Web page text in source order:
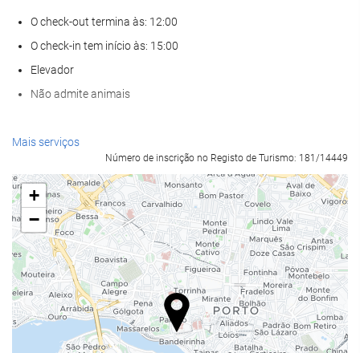
O check-out termina às: 12:00
O check-in tem início às: 15:00
Elevador
Não admite animais
Bem-estar
Banho turco
Sauna
Ginásio
Alimentação e bebidas
Restaurante à la carte
Mais serviços
Número de inscrição no Registo de Turismo: 181/14449
+
−